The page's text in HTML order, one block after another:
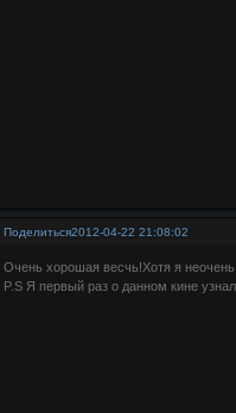
Поделиться2012-04-22 21:08:02
Очень хорошая весчь!Хотя я
P.S Я первый раз о данном кине